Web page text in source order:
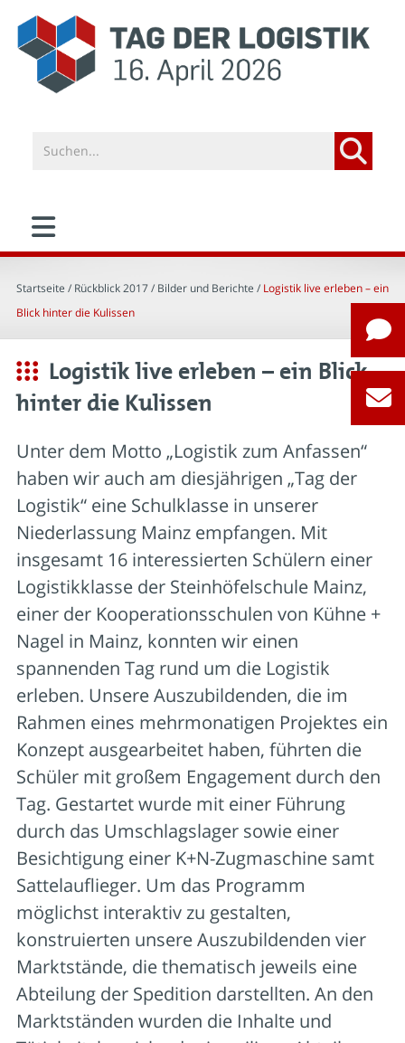
Startseite / Rückblick 2017 / Bilder und Berichte / Logistik live erleben – ein
Blick hinter die Kulissen
Logistik live erleben – ein Blick
hinter die Kulissen
Unter dem Motto „Logistik zum Anfassen“
haben wir auch am diesjährigen „Tag der
Logistik“ eine Schulklasse in unserer
Niederlassung Mainz empfangen. Mit
insgesamt 16 interessierten Schülern einer
Logistikklasse der Steinhöfelschule Mainz,
einer der Kooperationsschulen von Kühne +
Nagel in Mainz, konnten wir einen
spannenden Tag rund um die Logistik
erleben. Unsere Auszubildenden, die im
Rahmen eines mehrmonatigen Projektes ein
Konzept ausgearbeitet haben, führten die
Schüler mit großem Engagement durch den
Tag. Gestartet wurde mit einer Führung
durch das Umschlagslager sowie einer
Besichtigung einer K+N-Zugmaschine samt
Sattelauflieger. Um das Programm
möglichst interaktiv zu gestalten,
konstruierten unsere Auszubildenden vier
Marktstände, die thematisch jeweils eine
Abteilung der Spedition darstellten. An den
Marktständen wurden die Inhalte und